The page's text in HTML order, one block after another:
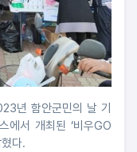
년 함안군민의 날 기
에서 개최된 ‘비우GO
다.